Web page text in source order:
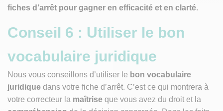
fiches d’arrêt pour gagner en efficacité et en clarté.
Conseil 6 : Utiliser le bon
vocabulaire juridique
Nous vous conseillons d’utiliser le bon vocabulaire
juridique dans votre fiche d’arrêt. C’est ce qui montrera à
votre correcteur la maîtrise que vous avez du droit et la